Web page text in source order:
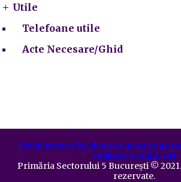
Utile
Telefoane utile
Acte Necesare/Ghid
Prelucrarea datelor cu caracter
utilizare cookie-uri
Primăria Sectorului 5 București ©️
rezervate.